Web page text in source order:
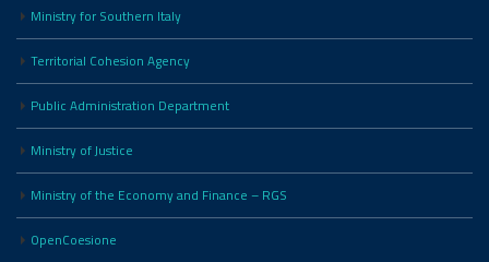
Ministry for Southern Italy
Territorial Cohesion Agency
Public Administration Department
Ministry of Justice
Ministry of the Economy and Finance – RGS
OpenCoesione